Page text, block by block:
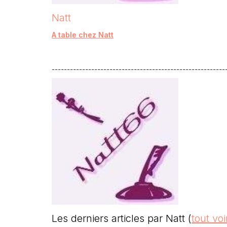
Natt
A table chez Natt
Les derniers articles par Natt (tout